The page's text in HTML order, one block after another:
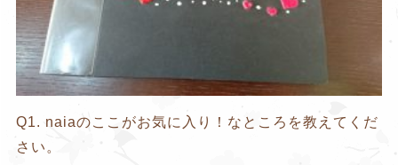
Q1. naiaのここがお気に入り！なところを教えてくだ
さい。